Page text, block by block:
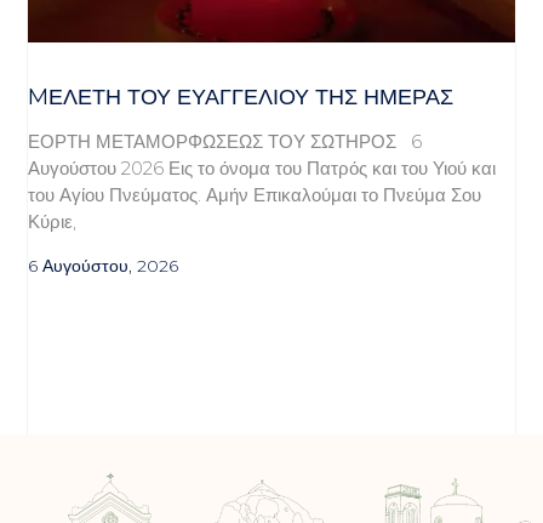
MΕΛΈΤΗ ΤΟΥ ΕΥΑΓΓΕΛΊΟΥ ΤΗΣ ΗΜΈΡΑΣ
ΕΟΡΤΗ ΜΕΤΑΜΟΡΦΩΣΕΩΣ ΤΟΥ ΣΩΤΗΡΟΣ 6
Αυγούστου 2026 Εις το όνομα του Πατρός και του Υιού και
του Αγίου Πνεύματος. Αμήν Επικαλούμαι το Πνεύμα Σου
Κύριε,
6 Αυγούστου, 2026